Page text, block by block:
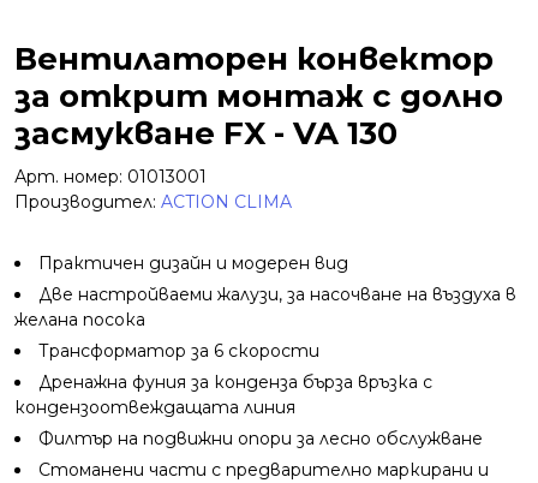
Вентилаторен конвектор
за открит монтаж с долно
засмукване FX - VA 130
Арт. номер: 01013001
Производител: ACTION CLIMA
Практичен дизайн и модерен вид
Две настройваеми жалузи, за насочване на въздуха в
желана посока
Трансформатор за 6 скорости
Дренажна фуния за конденза бърза връзка с
кондензоотвеждащата линия
Филтър на подвижни опори за лесно обслужване
Стоманени части с предварително маркирани и